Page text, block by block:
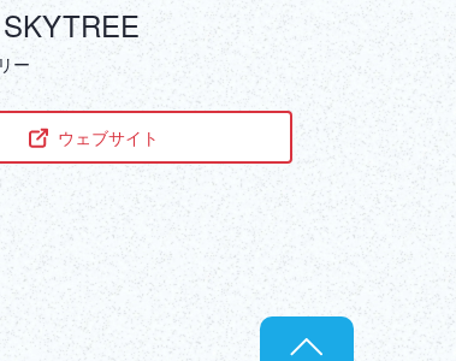
FRANÇAIS
ー
ウェブサイト